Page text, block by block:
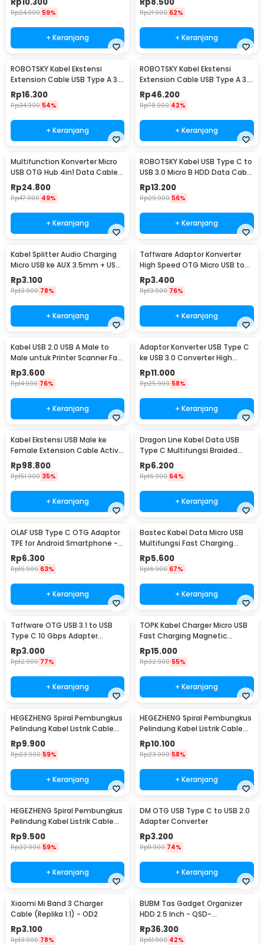
Rp24.900 59%
+ Keranjang
Rp21.900 62%
+ Keranjang
ROBOTSKY Kabel Ekstensi
Extension Cable USB Type A 3.0
Male ke Female 1.5M - A27
Rp16.300
Rp34.900 54%
+ Keranjang
ROBOTSKY Kabel Ekstensi
Extension Cable USB Type A 3.0
Male ke Female 5M - A27
Rp46.200
Rp78.900 42%
+ Keranjang
Multifunction Konverter Micro
USB OTG Hub 4in1 Data Cable
& Charge 3 Port - M3H4
Rp24.800
Rp47.900 49%
+ Keranjang
ROBOTSKY Kabel USB Type C to
USB 3.0 Micro B HDD Data Cable
1M - SGC10
Rp13.200
Rp29.900 56%
+ Keranjang
Kabel Splitter Audio Charging
Micro USB ke AUX 3.5mm + USB
Male 50cm - V835
Rp3.100
Rp13.900 78%
+ Keranjang
Taffware Adaptor Konverter
High Speed OTG Micro USB to
USB Type C 3.1 - US189
Rp3.400
Rp13.900 76%
+ Keranjang
Kabel USB 2.0 USB A Male to
Male untuk Printer Scanner Fax
TPE 1M
Rp3.600
Rp14.900 76%
+ Keranjang
Adaptor Konverter USB Type C
ke USB 3.0 Converter High
Speed 5Gbps - AG975
Rp11.000
Rp25.900 58%
+ Keranjang
Kabel Ekstensi USB Male ke
Female Extension Cable Active
Repeater 18.4M - C380
Rp98.800
Rp151.900 35%
+ Keranjang
Dragon Line Kabel Data USB
Type C Multifungsi Braided
480Mbps 30cm - AV140
Rp6.200
Rp16.900 64%
+ Keranjang
OLAF USB Type C OTG Adaptor
TPE for Android Smartphone -
PJ1658-01
Rp6.300
Rp16.900 63%
+ Keranjang
Bastec Kabel Data Micro USB
Multifungsi Fast Charging
Braided 100cm - BN100
Rp5.600
Rp16.900 67%
+ Keranjang
Taffware OTG USB 3.1 to USB
Type C 10 Gbps Adapter
Converter - A2
Rp3.000
Rp12.900 77%
+ Keranjang
TOPK Kabel Charger Micro USB
Fast Charging Magnetic
Braided 5V 2.4A 1M - CS1711
Rp15.000
Rp32.900 55%
+ Keranjang
HEGEZHENG Spiral Pembungkus
Pelindung Kabel Listrik Cable
Organizer 6mmx14M - HPS-60
Rp9.900
Rp23.900 59%
+ Keranjang
HEGEZHENG Spiral Pembungkus
Pelindung Kabel Listrik Cable
Organizer 10mmx8M - HPS-60
Rp10.100
Rp23.900 58%
+ Keranjang
HEGEZHENG Spiral Pembungkus
Pelindung Kabel Listrik Cable
Organizer 14mmx4.5M - HPS-
60
Rp9.500
Rp22.900 59%
+ Keranjang
DM OTG USB Type C to USB 2.0
Adapter Converter
Rp3.200
Rp11.900 74%
+ Keranjang
Xiaomi Mi Band 3 Charger
Cable (Replika 1:1) - OD2
Rp3.100
Rp13.900 78%
BUBM Tas Gadget Organizer
HDD 2.5 Inch - QSD-
MYB(ORIGINAL)
Rp36.300
Rp61.900 42%